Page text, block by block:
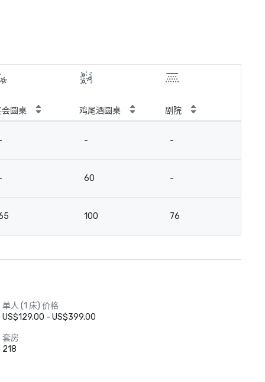
会圆桌 鸡尾酒圆桌 剧院
- -
60 -
100 76
单人 (1 床) 价格
US$129.00 - US$399.00
套房
218